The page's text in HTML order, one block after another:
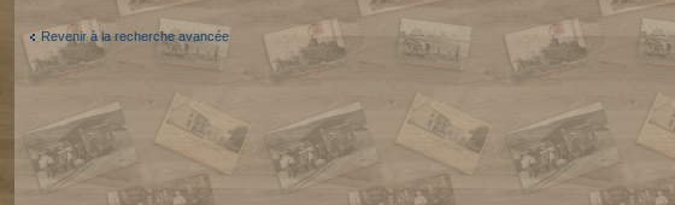
Revenir à la recherche avancée